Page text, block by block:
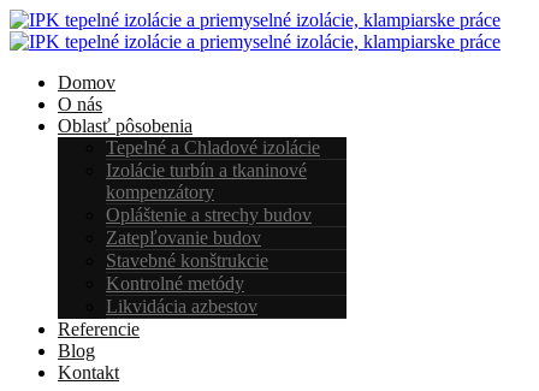
Domov
O nás
Oblasť pôsobenia
Tepelné a Chladové izolácie
Izolácie turbín a tkaninové
kompenzátory
Opláštenie a strechy budov
Zatepľovanie budov
Stavebné konštrukcie
Kontrolné metódy
Likvidácia azbestov
Referencie
Blog
Kontakt